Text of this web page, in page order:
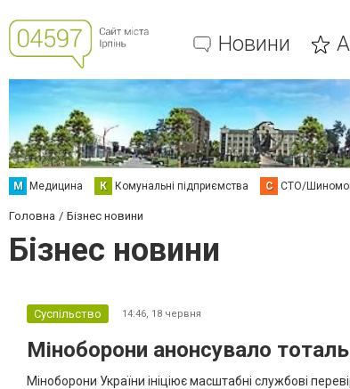
Новини
М Медицина К Комунальні підприємства С СТО/
Головна Бізнес новини
Бізнес новини
Суспільство 14:46, 18 червня
Міноборони анонсувало
Міноборони України ініціює масштабні службові